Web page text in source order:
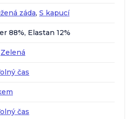
záda, S kapucí
88%, Elastan 12%
Zelená
čas
čas